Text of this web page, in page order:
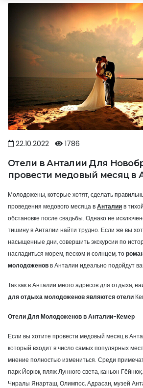
22.10.2022 1786
Отели в Анталии Для
провести медовый месяц в
Молодожены, которые хотят, сделать
проведения медового месяца вАнталиив
обстановке после свадьбы. Однако не
тишину в Анталии найти трудно. Если же вы
насыщенные дни, совершить экскурсии по
насладиться морем, песком и солнцем, то
молодоженовв Анталии идеально подойдут
Так как в Анталии много адресов для отдыха,
для отдыха молодоженов являются отели
ОтелиДля Молодоженов в Анталии-Кемер
Если вы хотите провести медовый месяц в
который входит в число самых популярных
мнение полностью измениться. Среди
парк Йорюк, пляж Лунного света, каньон
Чиралы Янарташ, Олимпос, Адрасан, музей